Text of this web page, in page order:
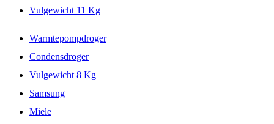
Vulgewicht 11 Kg
Warmtepompdroger
Condensdroger
Vulgewicht 8 Kg
Samsung
Miele